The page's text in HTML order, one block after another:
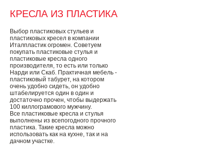
КРЕСЛА ИЗ ПЛАСТИКА
Выбор пластиковых стульев и
пластиковых кресел в компании
Италпластик огромен. Советуем
покупать пластиковые стулья и
пластиковые кресла одного
производителя, то есть или только
Нарди или Скаб. Практичная мебель -
пластиковый табурет, на котором
очень удобно сидеть, он удобно
штабелируется один в один и
достаточно прочен, чтобы выдержать
100 киллограмового мужчину.
Все пластиковые кресла и стулья
выполнены из всепогодного прочного
пластика. Такие кресла можно
использовать как на кухне, так и на
дачном участке.